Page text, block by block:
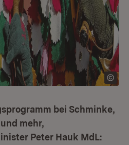
bei Schminke,
mehr,
Peter Hauk MdL: